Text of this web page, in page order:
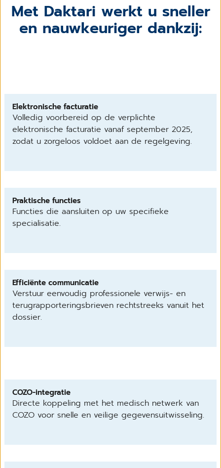
Met Daktari werkt u sneller
en nauwkeuriger dankzij:
Elektronische facturatie
Volledig voorbereid op de verplichte
elektronische facturatie vanaf september 2025,
zodat u zorgeloos voldoet aan de regelgeving.
Praktische functies
Functies die aansluiten op uw specifieke
specialisatie.
Efficiënte communicatie
Verstuur eenvoudig professionele verwijs- en
terugrapporteringsbrieven rechtstreeks vanuit het
dossier.
COZO-integratie
Directe koppeling met het medisch netwerk van
COZO voor snelle en veilige gegevensuitwisseling.